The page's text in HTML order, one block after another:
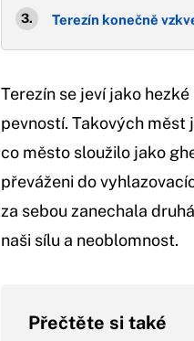
Terezín konečně
Terezín se jeví jako
pevností. Takových měst
co město sloužilo jako
převáženi do
za sebou zanechala
naši sílu a neoblomnost.
Přečtěte si také